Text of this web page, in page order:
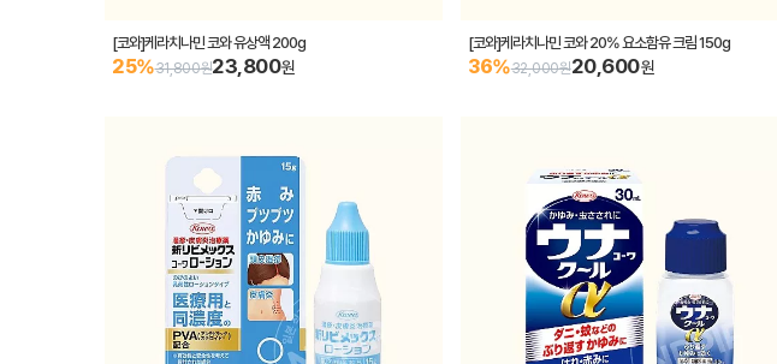
[코와]케라치나민 코와 유상액 200g
25%31,800원23,800원
[코와]케라치나민 코와 20% 요소함유 크림 150g
36%32,000원20,600원